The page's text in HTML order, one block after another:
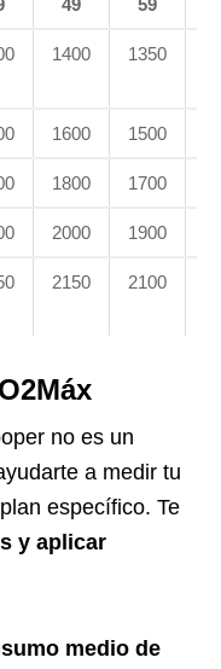
1400 1350
1600 1500
1800 1700
2000 1900
2150 2100
no es un
a medir tu
específico. Te
y aplicar
medio de